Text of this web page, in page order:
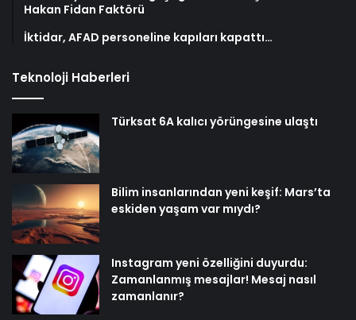
Hakan Fidan Faktörü
İktidar, AFAD personeline kapıları kapattı…
Teknoloji Haberleri
Türksat 6A kalıcı yörüngesine ulaştı
Bilim insanlarından yeni keşif: Mars’ta
eskiden yaşam var mıydı?
Instagram yeni özelliğini duyurdu:
Zamanlanmış mesajlar! Mesaj nasıl
zamanlanır?